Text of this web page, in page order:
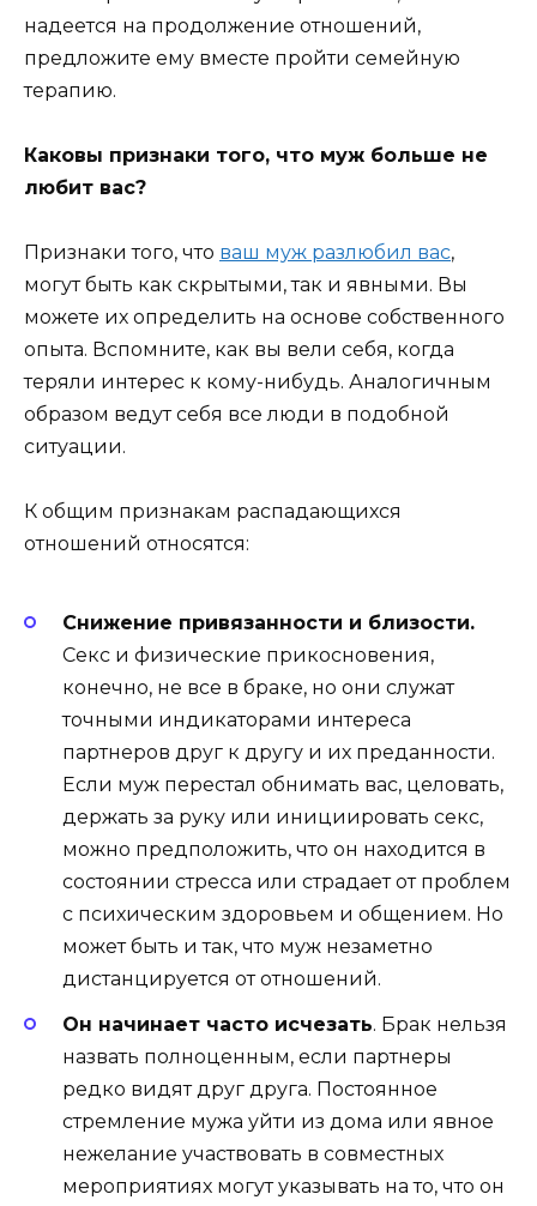
надеется на продолжение отношений,
предложите ему вместе пройти семейную
терапию.
Каковы признаки того, что муж больше не
любит вас?
Признаки того, что ваш муж разлюбил вас,
могут быть как скрытыми, так и явными. Вы
можете их определить на основе собственного
опыта. Вспомните, как вы вели себя, когда
теряли интерес к кому-нибудь. Аналогичным
образом ведут себя все люди в подобной
ситуации.
К общим признакам распадающихся
отношений относятся:
Снижение привязанности и близости.
Секс и физические прикосновения,
конечно, не все в браке, но они служат
точными индикаторами интереса
партнеров друг к другу и их преданности.
Если муж перестал обнимать вас, целовать,
держать за руку или инициировать секс,
можно предположить, что он находится в
состоянии стресса или страдает от проблем
с психическим здоровьем и общением. Но
может быть и так, что муж незаметно
дистанцируется от отношений.
Он начинает часто исчезать. Брак нельзя
назвать полноценным, если партнеры
редко видят друг друга. Постоянное
стремление мужа уйти из дома или явное
нежелание участвовать в совместных
мероприятиях могут указывать на то, что он